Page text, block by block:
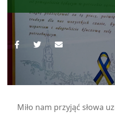
Miło nam przyjąć słowa